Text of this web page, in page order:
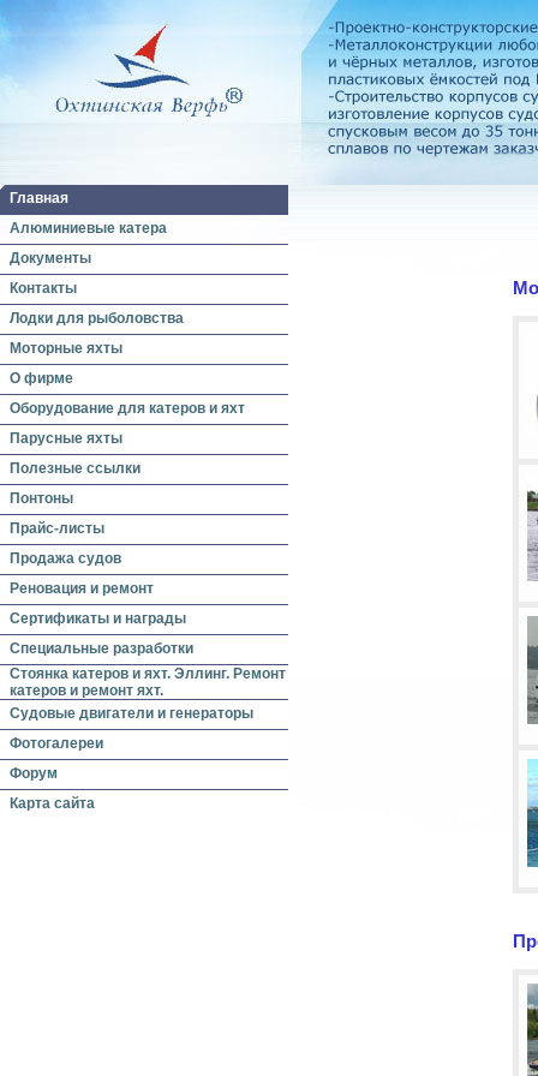
Главная
Алюминиевые катера
Документы
Контакты
Лодки для рыболовства
Моторные яхты
О фирме
Оборудование для катеров и яхт
Парусные яхты
Полезные ссылки
Понтоны
Прайс-листы
Продажа судов
Реновация и ремонт
Сертификаты и награды
Специальные разработки
Стоянка катеров и яхт. Эллинг. Ремонт
катеров и ремонт яхт.
Судовые двигатели и генераторы
Фотогалереи
Форум
Карта сайта